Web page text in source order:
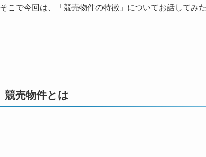
そこで今回は、「競売物件の特徴」についてお話してみた
競売物件とは